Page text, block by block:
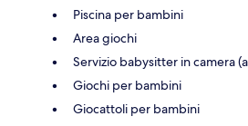
Piscina per bambini
Area giochi
Servizio babysitter in camera
Giochi per bambini
Giocattoli per bambini